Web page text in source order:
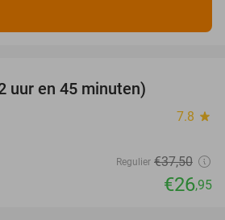
uur en 45 minuten)
7.8 star
Regulier €37,50
€26,95